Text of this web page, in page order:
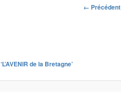
Navigation
← Précédent
‘L’AVENIR de la Bretagne’